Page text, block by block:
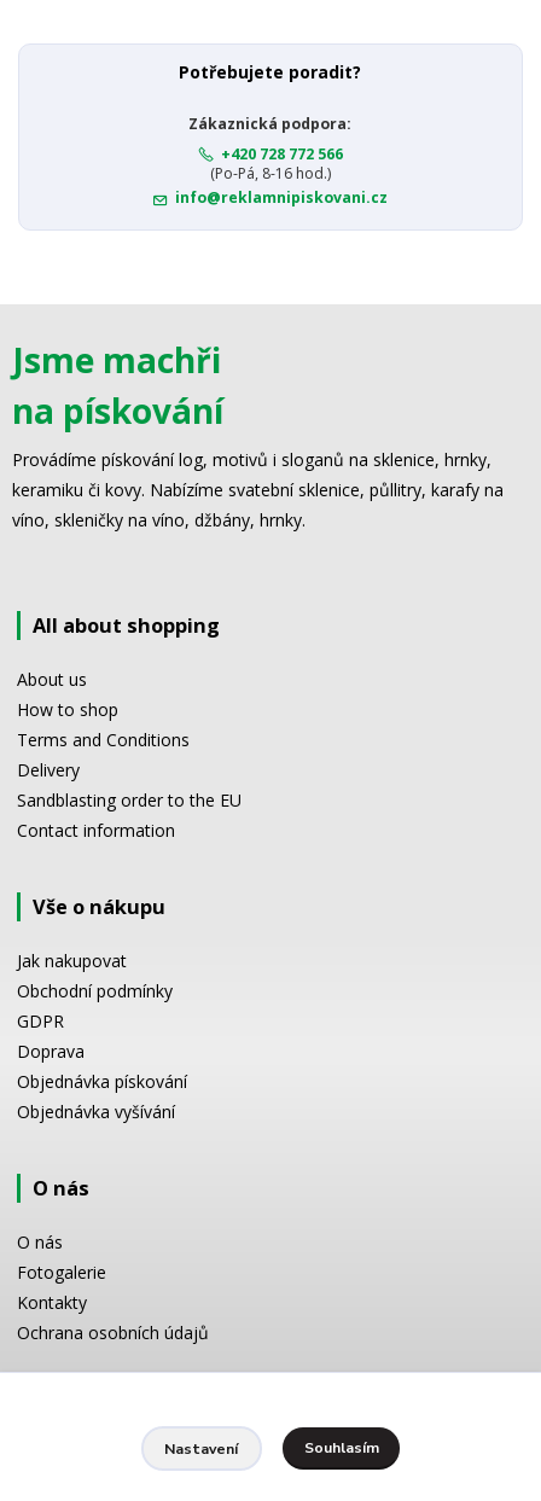
Potřebujete poradit?
Zákaznická podpora:
+420 728 772 566
(Po-Pá, 8-16 hod.)
info@reklamnipiskovani.cz
Jsme machři
na pískování
Provádíme pískování log, motivů i sloganů na sklenice, hrnky,
keramiku či kovy. Nabízíme svatební sklenice, půllitry, karafy na
víno, skleničky na víno, džbány, hrnky.
All about shopping
About us
How to shop
Terms and Conditions
Delivery
Sandblasting order to the EU
Contact information
Vše o nákupu
Jak nakupovat
Obchodní podmínky
GDPR
Doprava
Objednávka pískování
Objednávka vyšívání
O nás
O nás
Fotogalerie
Kontakty
Ochrana osobních údajů
Potřebujete poradit s výběrem? Neváhejte se zeptat:
Nastavení Souhlasím